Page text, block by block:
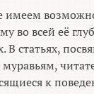
имеем
во всей её
В статьях,
к